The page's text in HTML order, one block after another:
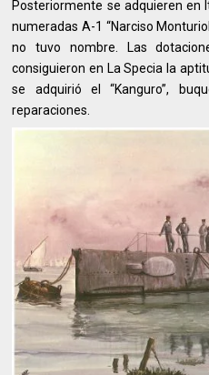
Posteriormente se adquieren en
numeradas A-1 “Narciso
no tuvo nombre. Las
consiguieron en La Specia la
se adquirió el “Kanguro”,
reparaciones.